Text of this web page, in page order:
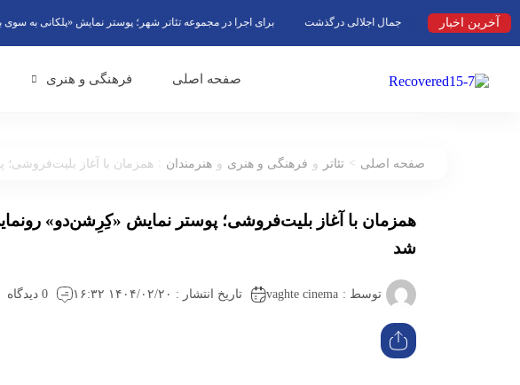
آخرین اخبار جمال اجلالی درگذشت برای اجرا در مجموعه تئاتر شهر؛ پوستر نمایش «پلکانی به‌ سوی
صفحه اصلی فرهنگی و هنری
صفحه اصلی > تئاتر و فرهنگی و هنری و هنرمندان : همزمان با آغاز
همزمان با آغاز بلیت‌فروشی؛ پوستر نمایش «کِرِشن‌دو»
شد
توسط : vaghte cinema تاریخ انتشار : ۱۴۰۴/۰۲/۲۰ ۱۶:۳۲ 0 دیدگاه